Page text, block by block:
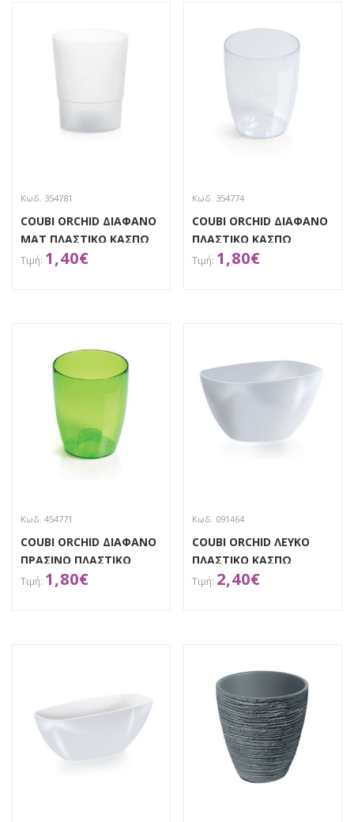
Κωδ. 354781
COUBI ORCHID ΔΙΑΦΑΝΟ
ΜΑΤ ΠΛΑΣΤΙΚΟ ΚΑΣΠΩ
Φ12,5Χ15ΕΚ
1,40€
Κωδ. 354774
COUBI ORCHID ΔΙΑΦΑΝΟ
ΠΛΑΣΤΙΚΟ ΚΑΣΠΩ
Φ13Χ16ΕΚ
1,80€
Κωδ. 454771
COUBI ORCHID ΔΙΑΦΑΝΟ
ΠΡΑΣΙΝΟ ΠΛΑΣΤΙΚΟ
ΚΑΣΠΩ Φ13Χ16ΕΚ
1,80€
Κωδ. 091464
COUBI ORCHID ΛΕΥΚΟ
ΠΛΑΣΤΙΚΟ ΚΑΣΠΩ
20Χ13Χ10ΕΚ
2,40€